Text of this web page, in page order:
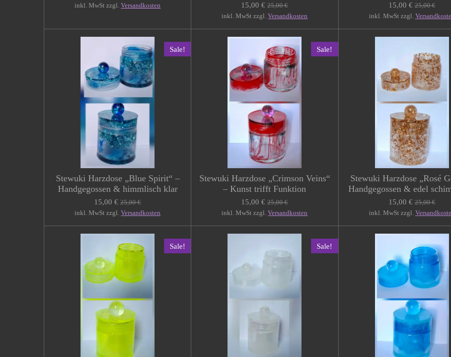
inkl. MwSt zzgl.Versandkosten 15,00 € 25,00 €
inkl. MwSt zzgl.Versandkosten
15,00 € 25,00 €
inkl. MwSt zzgl.
Sale!
Stewuki Harzdose „Blue Spirit“ –
Handgegossen & himmlisch klar
15,00 € 25,00 €
inkl. MwSt zzgl.Versandkosten
Sale!
Stewuki Harzdose „Crimson Veins“
– Kunst trifft Funktion
15,00 € 25,00 €
inkl. MwSt zzgl.Versandkosten
Stewuki Harzdose „Rosé
Handgegossen & edel
15,00 € 25,00 €
inkl. MwSt zzgl.
Sale! Sale!